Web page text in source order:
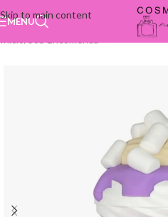
Skip to main content
MENU